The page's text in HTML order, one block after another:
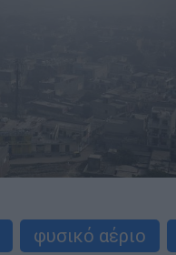
φυσικό αέριο